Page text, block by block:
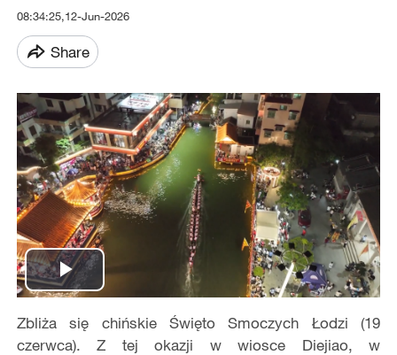
08:34:25,12-Jun-2026
Share
Play
Video
Zbliża się chińskie Święto Smoczych Łodzi (19
czerwca). Z tej okazji w wiosce Diejiao, w